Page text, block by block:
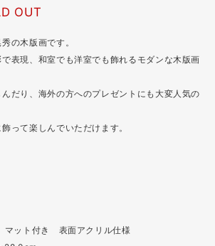
OUT
の木版画です。
表現、和室でも洋室でも飾れるモダンな木版画
だり、海外の方へのプレゼントにも大変人気の
って楽しんでいただけます。
ット付き 表面アクリル仕様